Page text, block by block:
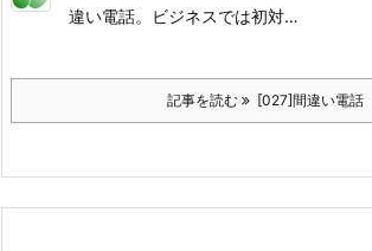
違い電話。ビジネスでは初対…
記事を読む [027]間違い電話